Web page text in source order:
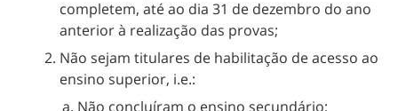
completem, até ao dia 31 de dezembro do ano
anterior à realização das provas;
Não sejam titulares de habilitação de acesso ao
ensino superior, i.e.:
Não concluíram o ensino secundário;